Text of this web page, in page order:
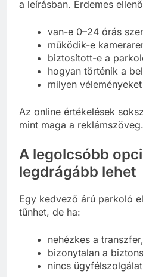
a leírásban. Érdemes
van-e 0–24 órás
működik-e
biztosított-e a
hogyan történik a
milyen
Az online értékelések
mint maga a reklámszöveg.
A legolcsóbb
legdrágább lehet
Egy kedvező árú parkoló
tűnhet, de ha:
nehézkes a transzfer,
bizonytalan a
nincs